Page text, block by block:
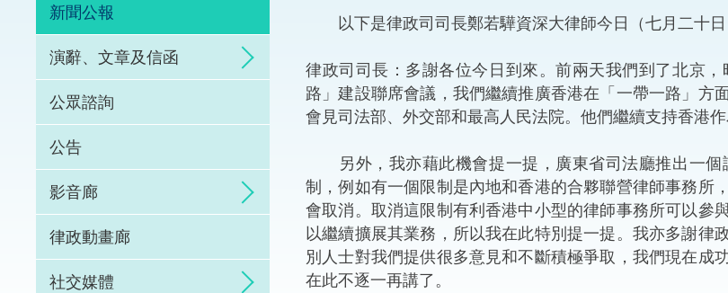
體育爭議解決先導計劃
能力建設
法律樞紐
促成交易和爭議解決服務中心
“一帶一路”建設
粵港澳大灣區
新聞公報
演辭、文章及信函
公眾諮詢
公告
影音廊
律政動畫廊
社交媒體
以下是律政司司長鄭若驊資深大律師今日（七月二十日
律政司司長：多謝各位今日到來。前兩天我們到了北京
路」建設聯席會議，我們繼續推廣香港在「一帶一路」方
會見司法部、外交部和最高人民法院。他們繼續支持香港
另外，我亦藉此機會提一提，廣東省司法廳推出一個
制，例如有一個限制是內地和香港的合夥聯營律師事務所
會取消。取消這限制有利香港中小型的律師事務所可以參
以繼續擴展其業務，所以我在此特別提一提。我亦多謝律
別人士對我們提供很多意見和不斷積極爭取，我們現在
在此不逐一再講了。